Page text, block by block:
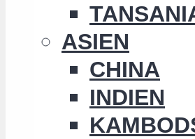
ASIEN
CHINA
INDIEN